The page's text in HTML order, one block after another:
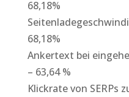
68,18%
68,18%
Ankertext bei
– 63,64 %
Klickrate von SERPs